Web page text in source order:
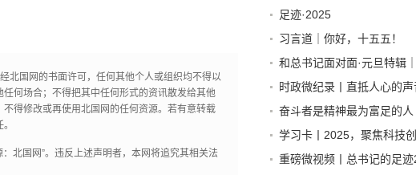
北国网的书面许可，任何其他个人或组织均不得以
何场合；不得把其中任何形式的资讯散发给其他
得修改或再使用北国网的任何资源。若有意转载
北国网”。违反上述声明者，本网将追究其相关法
拼！
足迹·2025
习言道｜你好，十五五！
和总书记面对面·元旦特辑
斗、为幸福打拼”
时政微纪录丨直抵人心的
奋斗者是精神最为富足的人
学习卡丨2025，聚焦科技
署！
重磅微视频丨总书记的足